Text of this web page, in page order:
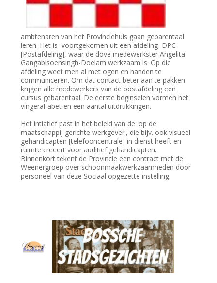
ambtenaren van het Provinciehuis gaan gebarentaal
leren. Het is voortgekomen uit een afdeling DPC
[Postafdeling], waar de dove medewerkster Angelita
Gangabisoensingh-Doelam werkzaam is. Op die
afdeling weet men al met ogen en handen te
communiceren. Om dat contact beter aan te pakken
krijgen alle medewerkers van de postafdeling een
cursus gebarentaal. De eerste beginselen vormen het
vingeralfabet en een aantal uitdrukkingen.
Het intiatief past in het beleid van de 'op de
maatschappij gerichte werkgever', die bijv. ook visueel
gehandicapten [telefooncentrale] in dienst heeft en
ruimte creëert voor auditief gehandicapten.
Binnenkort tekent de Provincie een contract met de
Weenergroep over schoonmaakwerkzaamheden door
personeel van deze Sociaal opgezette instelling.